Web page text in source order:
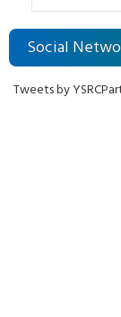
Social
Tweets by